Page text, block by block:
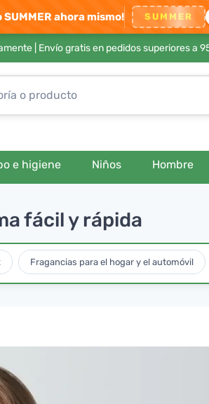
SUMMER ahora mismo! SUMMER
| Envío gratis en pedidos superiores a
e higiene Niños Hombre
fácil y rápida
Fragancias para el hogar y el automóvil